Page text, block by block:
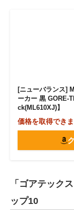
[ニューバランス]
ーカー 黒 GORE-
ck(ML610XJ)】
価格を取得でき
「ゴアテック
ップ10